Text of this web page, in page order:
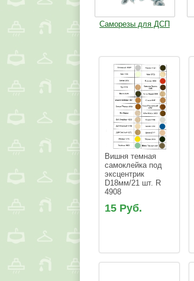
Саморезы для ДСП
Вишня темная
самоклейка под
эксцентрик
D18мм/21 шт. R
15 Руб.